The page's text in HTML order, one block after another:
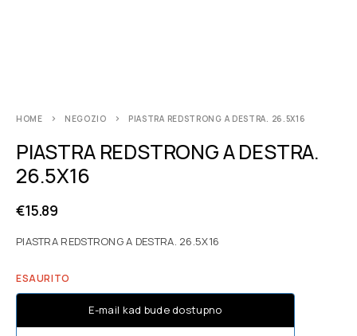
HOME NEGOZIO PIASTRA REDSTRONG A DESTRA. 26.5X16
PIASTRA REDSTRONG A DESTRA.
26.5X16
€15.89
PIASTRA REDSTRONG A DESTRA. 26.5X16
ESAURITO
E-mail kad bude dostupno